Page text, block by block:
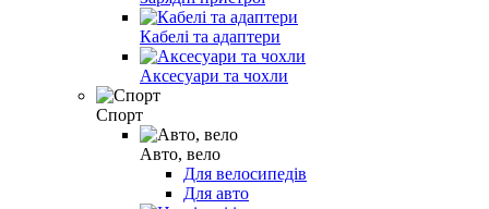
Кабелі та адаптери
Аксесуари та чохли
Спорт
Авто, вело
Для велосипедів
Для авто